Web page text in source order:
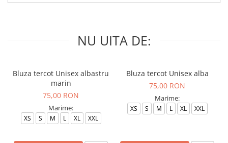
NU UITA DE:
Bluza tercot Unisex albastru
marin
75,00 RON
Marime:
XS S M L XL XXL
Bluza tercot Unisex alba
75,00 RON
Marime:
XS S M L XL XXL